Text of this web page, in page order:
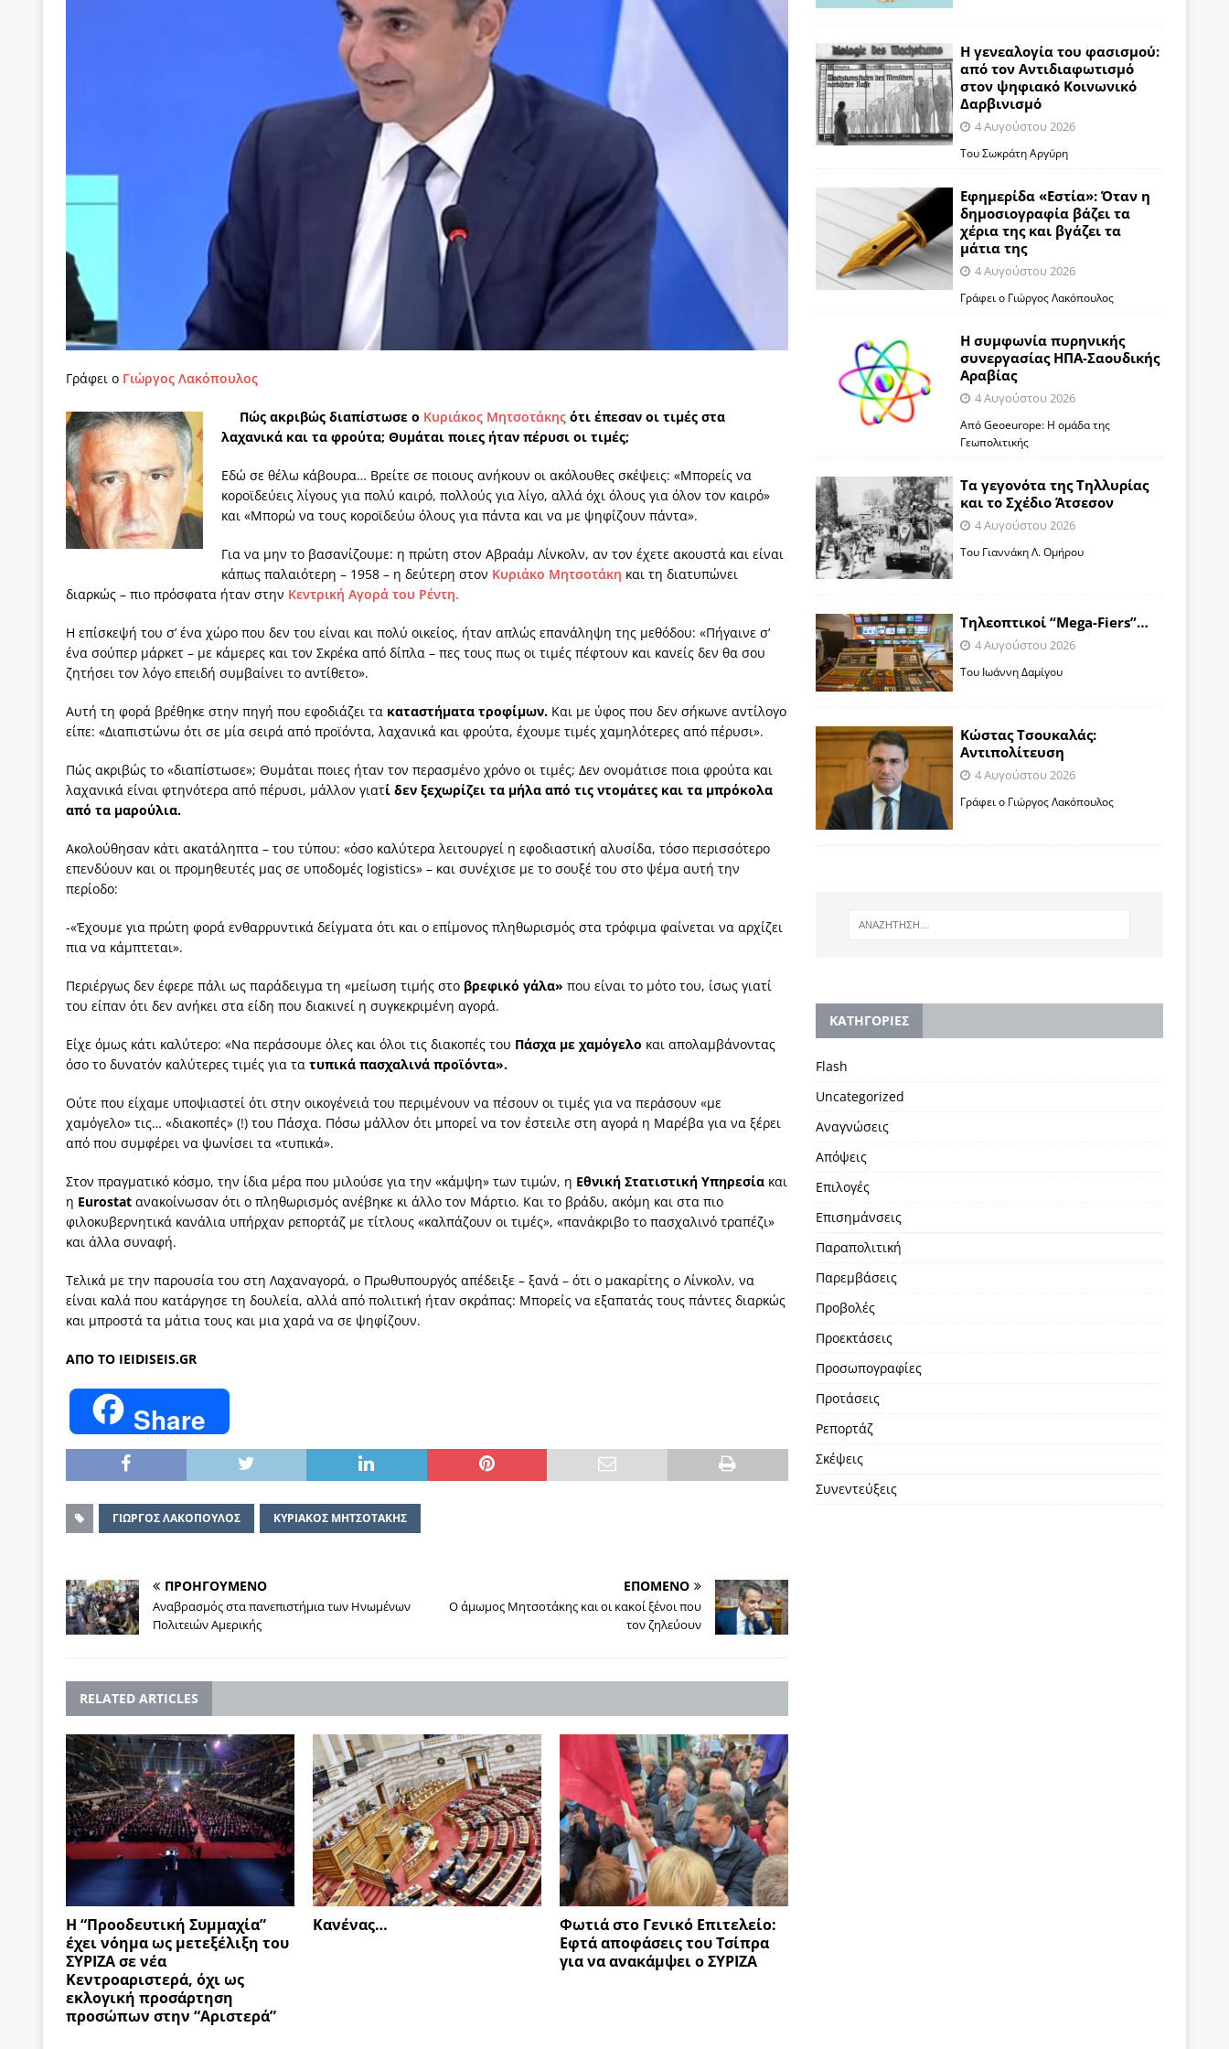
Μακάριος Λαζαρίδης: Έργο!
ΠΡΟΣΩΠΟΓΡΑΦΙΕΣ
Θα ανήκεις όπου ανήκει το νερό
ΑΝΑΓΝΩΣΕΙΣ
Η γενεαλογία του φασισμού: από τον Αντιδιαφωτισμό στον ψηφιακό Κοινωνικό Δαρβινισμό
[ 4 Αυγούστου 2026 ]
Εφημερίδα «Εστία»: Όταν η δημοσιογραφία βάζει τα χέρια της και βγάζει τα μάτια της
ΑΠΟΨΕΙΣ
[ 4 Αυγούστου 2026 ]
Η συμφωνία πυρηνικής συνεργασίας ΗΠΑ-Σαουδικής Αραβίας
ΑΠΟΨΕΙΣ
[ 4 Αυγούστου 2026 ]
Τα γεγονότα της Τηλλυρίας και το Σχέδιο Άτσεσον
ΑΠΟΨΕΙΣ
[ 4 Αυγούστου 2026 ]
Tηλεοπτικοί “Mega-Fiers”…
ΑΠΟΨΕΙΣ
Κώστας Τσουκαλάς: Αντιπολίτευση
ΠΡΟΒΟΛΕΣ
[ 4 Αυγούστου 2026 ]
Ο Ιωάννης Μεταξάς και η 4η Αυγούστου: Πώς ένας αποτυχημένος κοινοβουλευτικός έγινε
δικτάτορας
των δύο κομμάτων και όχι Ανδρουλάκη -Τσίπρα.
ΑΠΟΨΕΙΣ
[ 3 Αυγούστου 2026 ]
μπορούν να φέρουν την αλλαγή
ΠΡΟΕΚΤΑΣΕΙΣ
[ 3 Αυγούστου 2026 ] Γιατί λιγοστεύουν «τα χρόνια της αθωότητας;» Το «αίνιγμα»και η «λύση» του μέσα από τον
εμβληματικό «Πολίτη Κέιν»
ΠΑΡΕΜΒΑΣΕΙΣ
[ 3 Αυγούστου 2026 ] Το Νομικό DNA του Υπερταμείου και οι Ρήτρες του ESM
ΑΠΟΨΕΙΣ
[ 3 Αυγούστου 2026 ]
«Εδοξάσθη κρυπτομένη και εγελοιοποιήθη εμφανιζόμενη»: Το άδοξο βήμα της Μ. Καρυστιανού
ΠΑΡΕΜΒΑΣΕΙΣ
Γράφει ο Γιώργος Λακόπουλος
Πώς ακριβώς διαπίστωσε ο Κυριάκος Μητσοτάκης ότι έπεσαν οι τιμές στα
λαχανικά και τα φρούτα; Θυμάται ποιες ήταν πέρυσι οι τιμές;
Εδώ σε θέλω κάβουρα… Βρείτε σε ποιους ανήκουν οι ακόλουθες σκέψεις: «Μπορείς να
κοροϊδεύεις λίγους για πολύ καιρό, πολλούς για λίγο, αλλά όχι όλους για όλον τον καιρό»
και «Μπορώ να τους κοροϊδεύω όλους για πάντα και να με ψηφίζουν πάντα».
Για να μην το βασανίζουμε: η πρώτη στον Αβραάμ Λίνκολν, αν τον έχετε ακουστά και είναι
κάπως παλαιότερη – 1958 – η δεύτερη στον Κυριάκο Μητσοτάκη και τη διατυπώνει
διαρκώς – πιο πρόσφατα ήταν στην Κεντρική Αγορά του Ρέντη.
Η επίσκεψή του σ’ ένα χώρο που δεν του είναι και πολύ οικείος, ήταν απλώς επανάληψη της μεθόδου: «Πήγαινε σ’
ένα σούπερ μάρκετ – με κάμερες και τον Σκρέκα από δίπλα – πες τους πως οι τιμές πέφτουν και κανείς δεν θα σου
ζητήσει τον λόγο επειδή συμβαίνει το αντίθετο».
Αυτή τη φορά βρέθηκε στην πηγή που εφοδιάζει τα καταστήματα τροφίμων. Και με ύφος που δεν σήκωνε αντίλογο
είπε: «Διαπιστώνω ότι σε μία σειρά από προϊόντα, λαχανικά και φρούτα, έχουμε τιμές χαμηλότερες από πέρυσι».
Πώς ακριβώς το «διαπίστωσε»; Θυμάται ποιες ήταν τον περασμένο χρόνο οι τιμές; Δεν ονομάτισε ποια φρούτα και
λαχανικά είναι φτηνότερα από πέρυσι, μάλλον γιατί δεν ξεχωρίζει τα μήλα από τις ντομάτες και τα μπρόκολα
από τα μαρούλια.
Ακολούθησαν κάτι ακατάληπτα – του τύπου: «όσο καλύτερα λειτουργεί η εφοδιαστική αλυσίδα, τόσο περισσότερο
επενδύουν και οι προμηθευτές μας σε υποδομές logistics» – και συνέχισε με το σουξέ του στο ψέμα αυτή την
περίοδο:
-«Έχουμε για πρώτη φορά ενθαρρυντικά δείγματα ότι και ο επίμονος πληθωρισμός στα τρόφιμα φαίνεται να αρχίζει
πια να κάμπτεται».
Περιέργως δεν έφερε πάλι ως παράδειγμα τη «μείωση τιμής στο βρεφικό γάλα» που είναι το μότο του, ίσως γιατί
του είπαν ότι δεν ανήκει στα είδη που διακινεί η συγκεκριμένη αγορά.
Είχε όμως κάτι καλύτερο: «Να περάσουμε όλες και όλοι τις διακοπές του Πάσχα με χαμόγελο και απολαμβάνοντας
όσο το δυνατόν καλύτερες τιμές για τα τυπικά πασχαλινά προϊόντα».
Ούτε που είχαμε υποψιαστεί ότι στην οικογένειά του περιμένουν να πέσουν οι τιμές για να περάσουν «με
χαμόγελο» τις… «διακοπές» (!) του Πάσχα. Πόσω μάλλον ότι μπορεί να τον έστειλε στη αγορά η Μαρέβα για να ξέρει
από που συμφέρει να ψωνίσει τα «τυπικά».
Στον πραγματικό κόσμο, την ίδια μέρα που μιλούσε για την «κάμψη» των τιμών, η Εθνική Στατιστική Υπηρεσία και
η Eurostat ανακοίνωσαν ότι ο πληθωρισμός ανέβηκε κι άλλο τον Μάρτιο. Και το βράδυ, ακόμη και στα πιο
φιλοκυβερνητικά κανάλια υπήρχαν ρεπορτάζ με τίτλους «καλπάζουν οι τιμές», «πανάκριβο το πασχαλινό τραπέζι»
και άλλα συναφή.
Τελικά με την παρουσία του στη Λαχαναγορά, ο Πρωθυπουργός απέδειξε – ξανά – ότι ο μακαρίτης ο Λίνκολν, να
είναι καλά που κατάργησε τη δουλεία, αλλά από πολιτική ήταν σκράπας: Μπορείς να εξαπατάς τους πάντες διαρκώς
και μπροστά τα μάτια τους και μια χαρά να σε ψηφίζουν.
ΑΠΟ ΤΟ IEIDISEIS.GR
Share
ΓΙΩΡΓΟΣ ΛΑΚΟΠΟΥΛΟΣ ΚΥΡΙΑΚΟΣ ΜΗΤΣΟΤΑΚΗΣ
ΠΡΟΗΓΟΥΜΕΝΟ
Αναβρασμός στα πανεπιστήμια των Ηνωμένων
Πολιτειών Αμερικής
ΕΠΟΜΕΝΟ
Ο άμωμος Μητσοτάκης και οι κακοί ξένοι που
τον ζηλεύουν
RELATED ARTICLES
Η “Προοδευτική Συμμαχία”
έχει νόημα ως μετεξέλιξη του
ΣΥΡΙΖΑ σε νέα
Κεντροαριστερά, όχι ως
εκλογική προσάρτηση
προσώπων στην “Αριστερά”
Κανένας…
Φωτιά στο Γενικό Επιτελείο:
Εφτά αποφάσεις του Τσίπρα
για να ανακάμψει ο ΣΥΡΙΖΑ
Η γενεαλογία του φασισμού:
από τον Αντιδιαφωτισμό
στον ψηφιακό Κοινωνικό
Δαρβινισμό
4 Αυγούστου 2026
Του Σωκράτη Αργύρη
Εφημερίδα «Εστία»: Όταν η
δημοσιογραφία βάζει τα
χέρια της και βγάζει τα
μάτια της
4 Αυγούστου 2026
Γράφει ο Γιώργος Λακόπουλος
Η συμφωνία πυρηνικής
συνεργασίας ΗΠΑ-Σαουδικής
Αραβίας
4 Αυγούστου 2026
Από Geoeurope: H ομάδα της
Γεωπολιτικής
Τα γεγονότα της Τηλλυρίας
και το Σχέδιο Άτσεσον
4 Αυγούστου 2026
Toυ Γιαννάκη Λ. Ομήρου
Tηλεοπτικοί “Mega-Fiers”…
4 Αυγούστου 2026
Toυ Ιωάννη Δαμίγου
Κώστας Τσουκαλάς:
Αντιπολίτευση
4 Αυγούστου 2026
Γράφει ο Γιώργος Λακόπουλος
KΑΤΗΓΟΡΙΕΣ
Flash
Uncategorized
Αναγνώσεις
Απόψεις
Επιλογές
Επισημάνσεις
Παραπολιτική
Παρεμβάσεις
Προβολές
Προεκτάσεις
Προσωπογραφίες
Προτάσεις
Ρεπορτάζ
Σκέψεις
Συνεντεύξεις